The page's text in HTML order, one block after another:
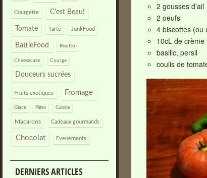
Courgette C'est Beau!
Tomate Tarte JunkFood
BattleFood Risotto
Cheesecake Courge
Douceurs sucrées
Fruits exotiques Fromage
Glace Pâtes Cuisine
Macarons Cadeaux gourmands
Chocolat Evenements
DERNIERS ARTICLES
2 gousses d’ail
2 oeufs
4 biscottes (ou
10cL de crème
basilic, persil
coulis de